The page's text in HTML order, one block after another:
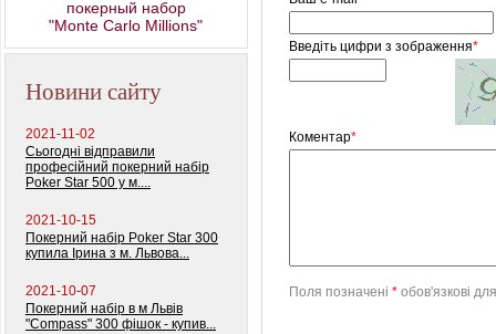
покерный набор
"Monte Carlo Millions"
Новини сайту
2021-11-02
Сьогодні відправили
професійний покерний набір
Poker Star 500 у м....
2021-10-15
Покерний набір Poker Star 300
купила Ірина з м. Львова...
2021-10-07
Покерний набір в м Львів
"Compass" 300 фішок - купив...
Введіть цифри з зображення*
Коментар*
Поля позначені * обов'язкові